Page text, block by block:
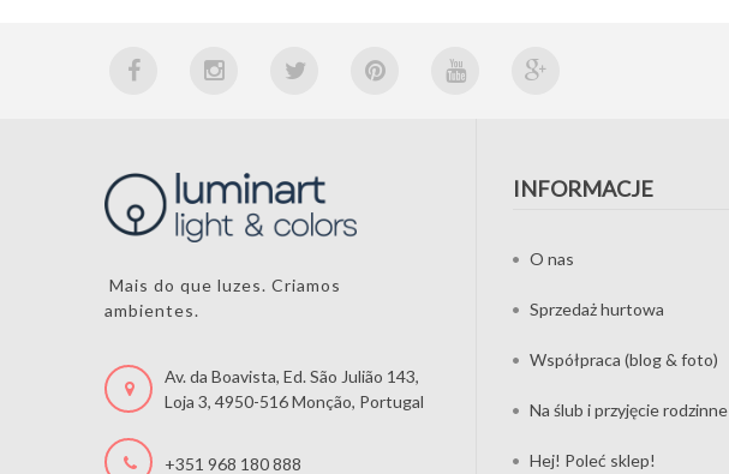
Mais do que luzes. Criamos
ambientes.
Av. da Boavista, Ed. São Julião 143,
Loja 3, 4950-516 Monção, Portugal
+351 968 180 888
INFORMACJE
O nas
Sprzedaż hurtowa
Współpraca (blog & foto)
Na ślub i przyjęcie rodzinne
Hej! Poleć sklep!